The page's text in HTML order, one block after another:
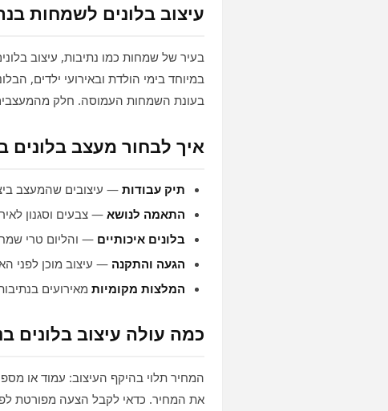
עיצוב בלונים לשמחות
בעיר של שמחות כמו נתיבות, עיצוב
במיוחד בימי הולדת ובאירועי ילדים,
בעונת השמחות העמוסה. חלק מהמעצבים
איך לבחור מעצב בלונים
תיק עבודות — עיצובים שהמעצב
התאמה לנושא— צבעים וסגנון
בלונים איכותיים — והליום טרי
הגעה והתקנה — עיצוב מוכן לפני
המלצות מקומיות מאירועים
כמה עולה עיצוב בלונים
המחיר תלוי בהיקף העיצוב: עמוד או
את המחיר. כדאי לקבל הצעה מפורטת